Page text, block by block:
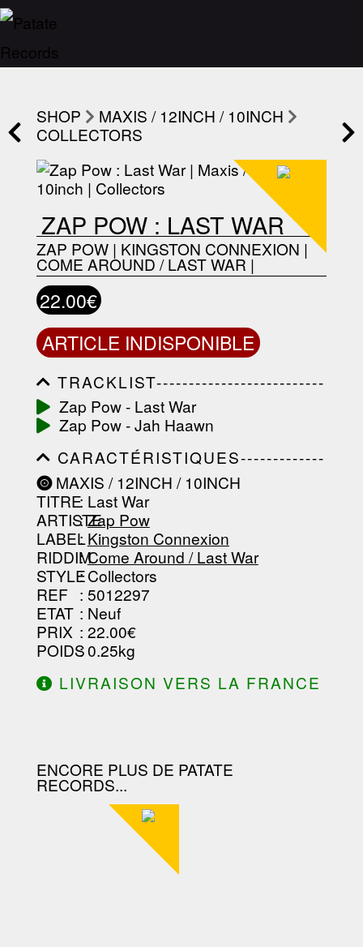
SHOP
MAXIS / 12INCH / 10INCH
COLLECTORS
ZAP POW : LAST WAR
ZAP POW| KINGSTON CONNEXION |
COME AROUND / LAST WAR |
22.00€
ARTICLE INDISPONIBLE
TRACKLIST--------------------------
-----------------------------------------
-----------------------------------------
-----------------------------------------
-------------------
Zap Pow - Last War
Zap Pow - Jah Haawn
CARACTÉRISTIQUES-------------
-----------------------------------------
-----------------------------------------
-----------------------------------------
-----------------------------------------
--------------------------------
MAXIS / 12INCH / 10INCH
TITRE: Last War
ARTISTE
:Zap Pow
LABEL
:Kingston Connexion
RIDDIM
:Come Around / Last War
STYLE: Collectors
REF : 5012297
ETAT : Neuf
PRIX : 22.00€
POIDS: 0.25kg
LIVRAISON VERS LA FRANCE
ENCORE PLUS DE PATATE
RECORDS...